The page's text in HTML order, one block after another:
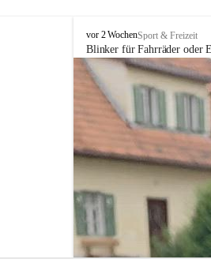
F
a
h
r
d
a
n
e
l
&
S
e
r
vor 2 WochenSport & Freizeit
Blinker für Fahrräder oder